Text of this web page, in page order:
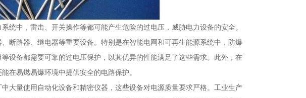
统中，雷击、开关操作等都可能产生危险的过电压，威胁电力设备的安全。
断路器、继电器等重要设备。特别是在智能电网和可再生能源系统中，防爆
设备都需要可靠的过电压保护，以其优异的性能满足了这些需求。此外，在
在易燃易爆环境中提供安全的电路保护。
大量使用自动化设备和精密仪器，这些设备对电源质量要求严格。工业生产